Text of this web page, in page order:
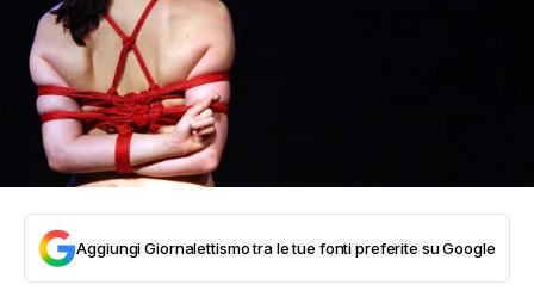
Aggiungi Giornalettismo tra le tue fonti preferite su Google